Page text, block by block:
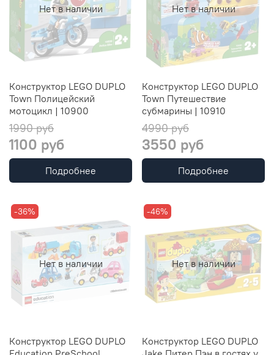
Нет в наличии
Конструктор LEGO DUPLO
Town Полицейский
мотоцикл | 10900
1990 руб
1100 руб
Подробнее
Нет в наличии
Конструктор LEGO DUPLO
Town Путешествие
субмарины | 10910
4990 руб
3550 руб
Подробнее
Нет в наличии
-36%
Конструктор LEGO DUPLO
Нет в наличии
-46%
Конструктор LEGO DUPLO